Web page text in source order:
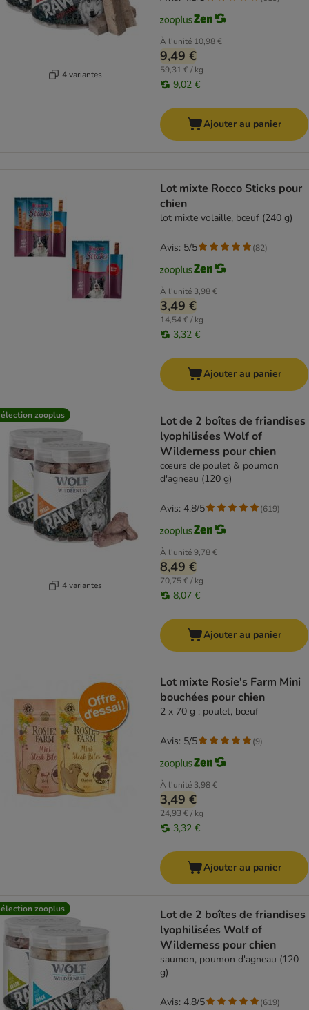
4 variantes
À l'unité 10,98 €
9,49 €
59,31 € / kg
9,02 €
Ajouter au panier
Lot mixte Rocco Sticks pour
chien
lot mixte volaille, bœuf (240 g)
À l'unité 3,98 €
3,49 €
14,54 € / kg
3,32 €
Avis: 5/5 (82)
Ajouter au panier
zooplus
4 variantes
Lot de 2 boîtes de friandises
lyophilisées Wolf of
Wilderness pour chien
cœurs de poulet & poumon
d'agneau (120 g)
À l'unité9,78 €
8,49 €
70,75 € / kg
8,07 €
Avis: 4.8/5 (619)
Ajouter au panier
Lot mixte Rosie's Farm Mini
bouchées pour chien
2 x 70 g : poulet, bœuf
À l'unité 3,98 €
3,49 €
24,93 € / kg
3,32 €
Avis: 5/5 (9)
Ajouter au panier
zooplus
Lot de 2 boîtes de friandises
lyophilisées Wolf of
Wilderness pour chien
saumon, poumon d'agneau (120
g)
Avis: 4.8/5 (619)